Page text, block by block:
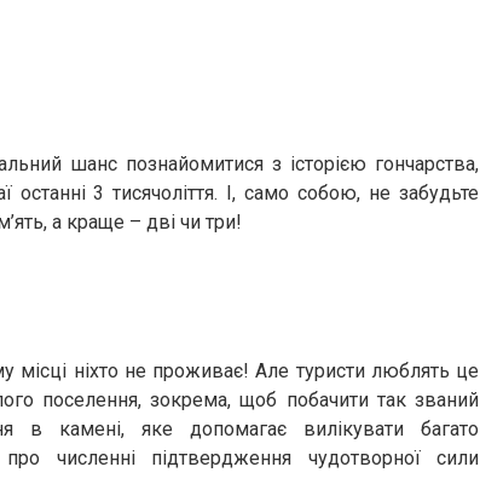
шанс познайомитися з історією гончарства,
3 тисячоліття. І, само собою, не забудьте
а краще – дві чи три!
місці ніхто не проживає! Але туристи люблять це
поселення, зокрема, щоб побачити так званий
в камені, яке допомагає вилікувати багато
численні підтвердження чудотворної сили